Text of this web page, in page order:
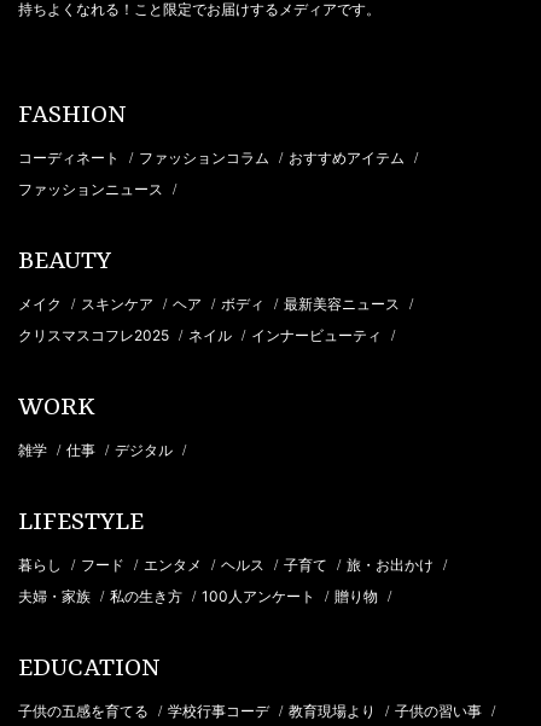
持ちよくなれる！こと限定でお届けするメディアです。
FASHION
コーディネート / ファッションコラム / おすすめアイテム /
ファッションニュース /
BEAUTY
メイク / スキンケア / ヘア / ボディ / 最新美容ニュース /
クリスマスコフレ2025 / ネイル / インナービューティ /
WORK
雑学 / 仕事 / デジタル /
LIFESTYLE
暮らし / フード / エンタメ / ヘルス / 子育て / 旅・お出かけ /
夫婦・家族 / 私の生き方 / 100人アンケート / 贈り物 /
EDUCATION
子供の五感を育てる / 学校行事コーデ / 教育現場より / 子供の習い事 /